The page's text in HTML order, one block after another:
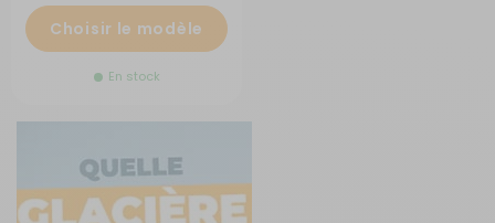
Choisir le modèle
En stock